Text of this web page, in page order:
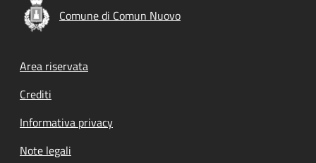
Comune di Comun Nuovo
Footer menu
Area riservata
Crediti
Informativa privacy
Note legali